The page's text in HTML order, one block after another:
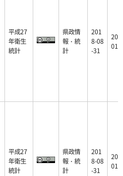
平成27
年衛生
統計
県政情
報・統
計
201
8-08
-31
01-
平成27
年衛生
統計
県政情
報・統
計
201
8-08
-31
01-